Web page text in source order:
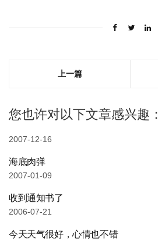
上一篇
您也许对以下文章感兴趣：
2007-12-16
海底肉弹
2007-01-09
收到通知书了
2006-07-21
今天天气很好，心情也不错